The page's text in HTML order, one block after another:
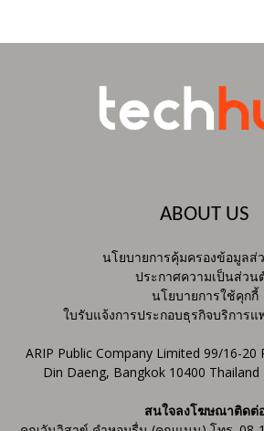
ABOUT US
นโยบายการคุ้มครองข้อมูลส่
ประกาศความเป็นส่วน
นโยบายการใช้คุกกี้
ใบรับแจ้งการประกอบธุรกิจบริการ
ARIP Public Company Limited 99/16-20
Din Daeng, Bangkok 10400 Thailand
สนใจลงโฆษณาติดต่